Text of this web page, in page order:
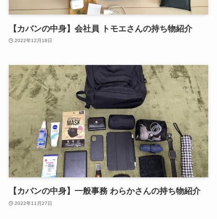
【カバンの中身】会社員 トモエさんの持ち物紹介
2022年12月18日
【カバンの中身】一般事務 わらかさんの持ち物紹介
2022年11月27日